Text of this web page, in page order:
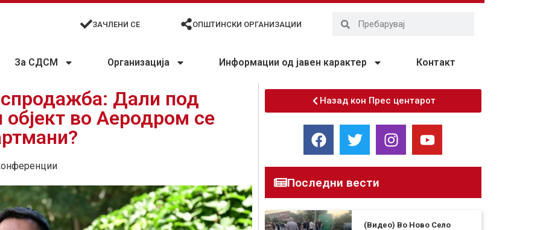
ЗАЧЛЕНИ СЕ ОПШТИНСКИ ОРГАНИЗАЦИИ
За СДСМ Организација Информации од јавен карактер Контакт
Дали под
објект во Аеродром се
Назад кон Прес центарот
Последни вести
(Видео) Во Ново Село